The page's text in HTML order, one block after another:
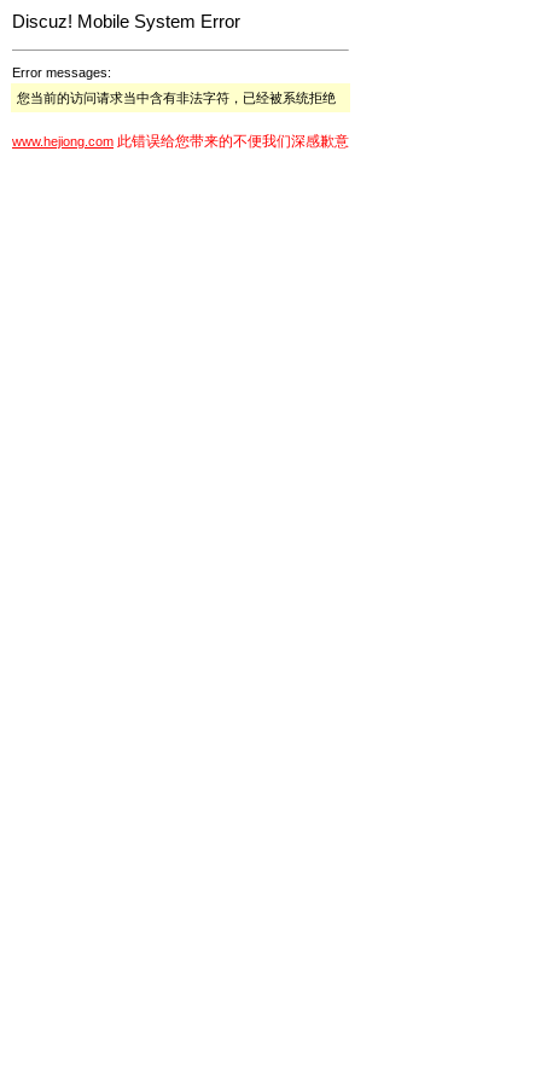
Discuz! Mobile System Error
Error messages:
您当前的访问请求当中含有非法字符，已经被系统拒绝
www.hejiong.com 此错误给您带来的不便我们深感歉意